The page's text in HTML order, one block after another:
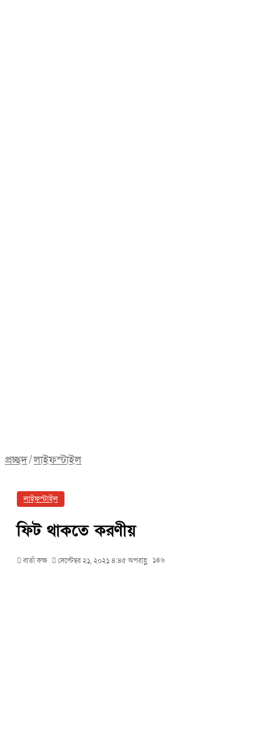
প্রচ্ছদ/লাইফস্টাইল
লাইফস্টাইল
ফিট থাকতে করণীয়
বার্তা কক্ষ সেপ্টেম্বর ২১, ২০২১ ৪:৪৫ অপরাহ্ণ ১৪৬